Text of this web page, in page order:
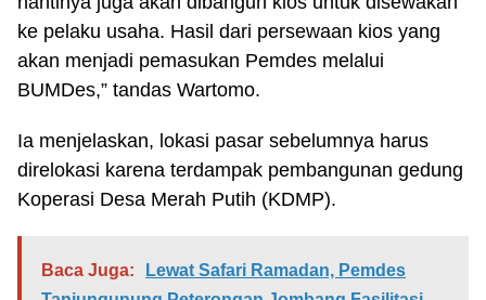
ke pelaku usaha. Hasil dari persewaan kios yang
akan menjadi pemasukan Pemdes melalui
BUMDes,” tandas Wartomo.
Ia menjelaskan, lokasi pasar sebelumnya harus
direlokasi karena terdampak pembangunan gedung
Koperasi Desa Merah Putih (KDMP).
Baca Juga:
Lewat Safari Ramadan, Pemdes